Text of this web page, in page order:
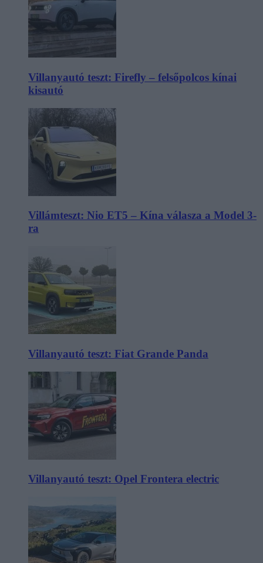
Villanyautó teszt: Firefly – felsőpolcos kínai
kisautó
Villámteszt: Nio ET5 – Kína válasza a Model 3-
ra
Villanyautó teszt: Fiat Grande Panda
Villanyautó teszt: Opel Frontera electric